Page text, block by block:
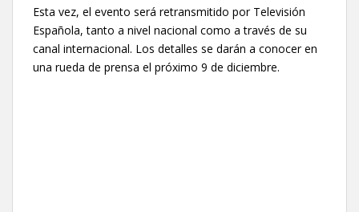
Esta vez, el evento será retransmitido por Televisión
Española, tanto a nivel nacional como a través de su
canal internacional. Los detalles se darán a conocer en
una rueda de prensa el próximo 9 de diciembre.